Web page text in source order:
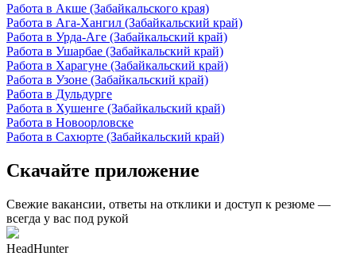
Работа в Акше (Забайкальского края)
Работа в Ага-Хангил (Забайкальский край)
Работа в Урда-Аге (Забайкальский край)
Работа в Ушарбае (Забайкальский край)
Работа в Харагуне (Забайкальский край)
Работа в Узоне (Забайкальский край)
Работа в Дульдурге
Работа в Хушенге (Забайкальский край)
Работа в Новоорловске
Работа в Сахюрте (Забайкальский край)
Скачайте приложение
Свежие вакансии, ответы на отклики и доступ к резюме —
всегда у вас под рукой
HeadHunter